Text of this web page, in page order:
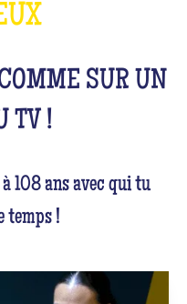
SUR UN
TV !
108 ans avec qui tu
temps !